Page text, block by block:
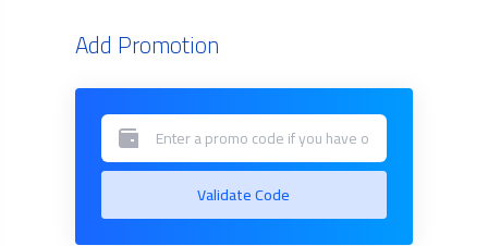
Add Promotion
Validate Code